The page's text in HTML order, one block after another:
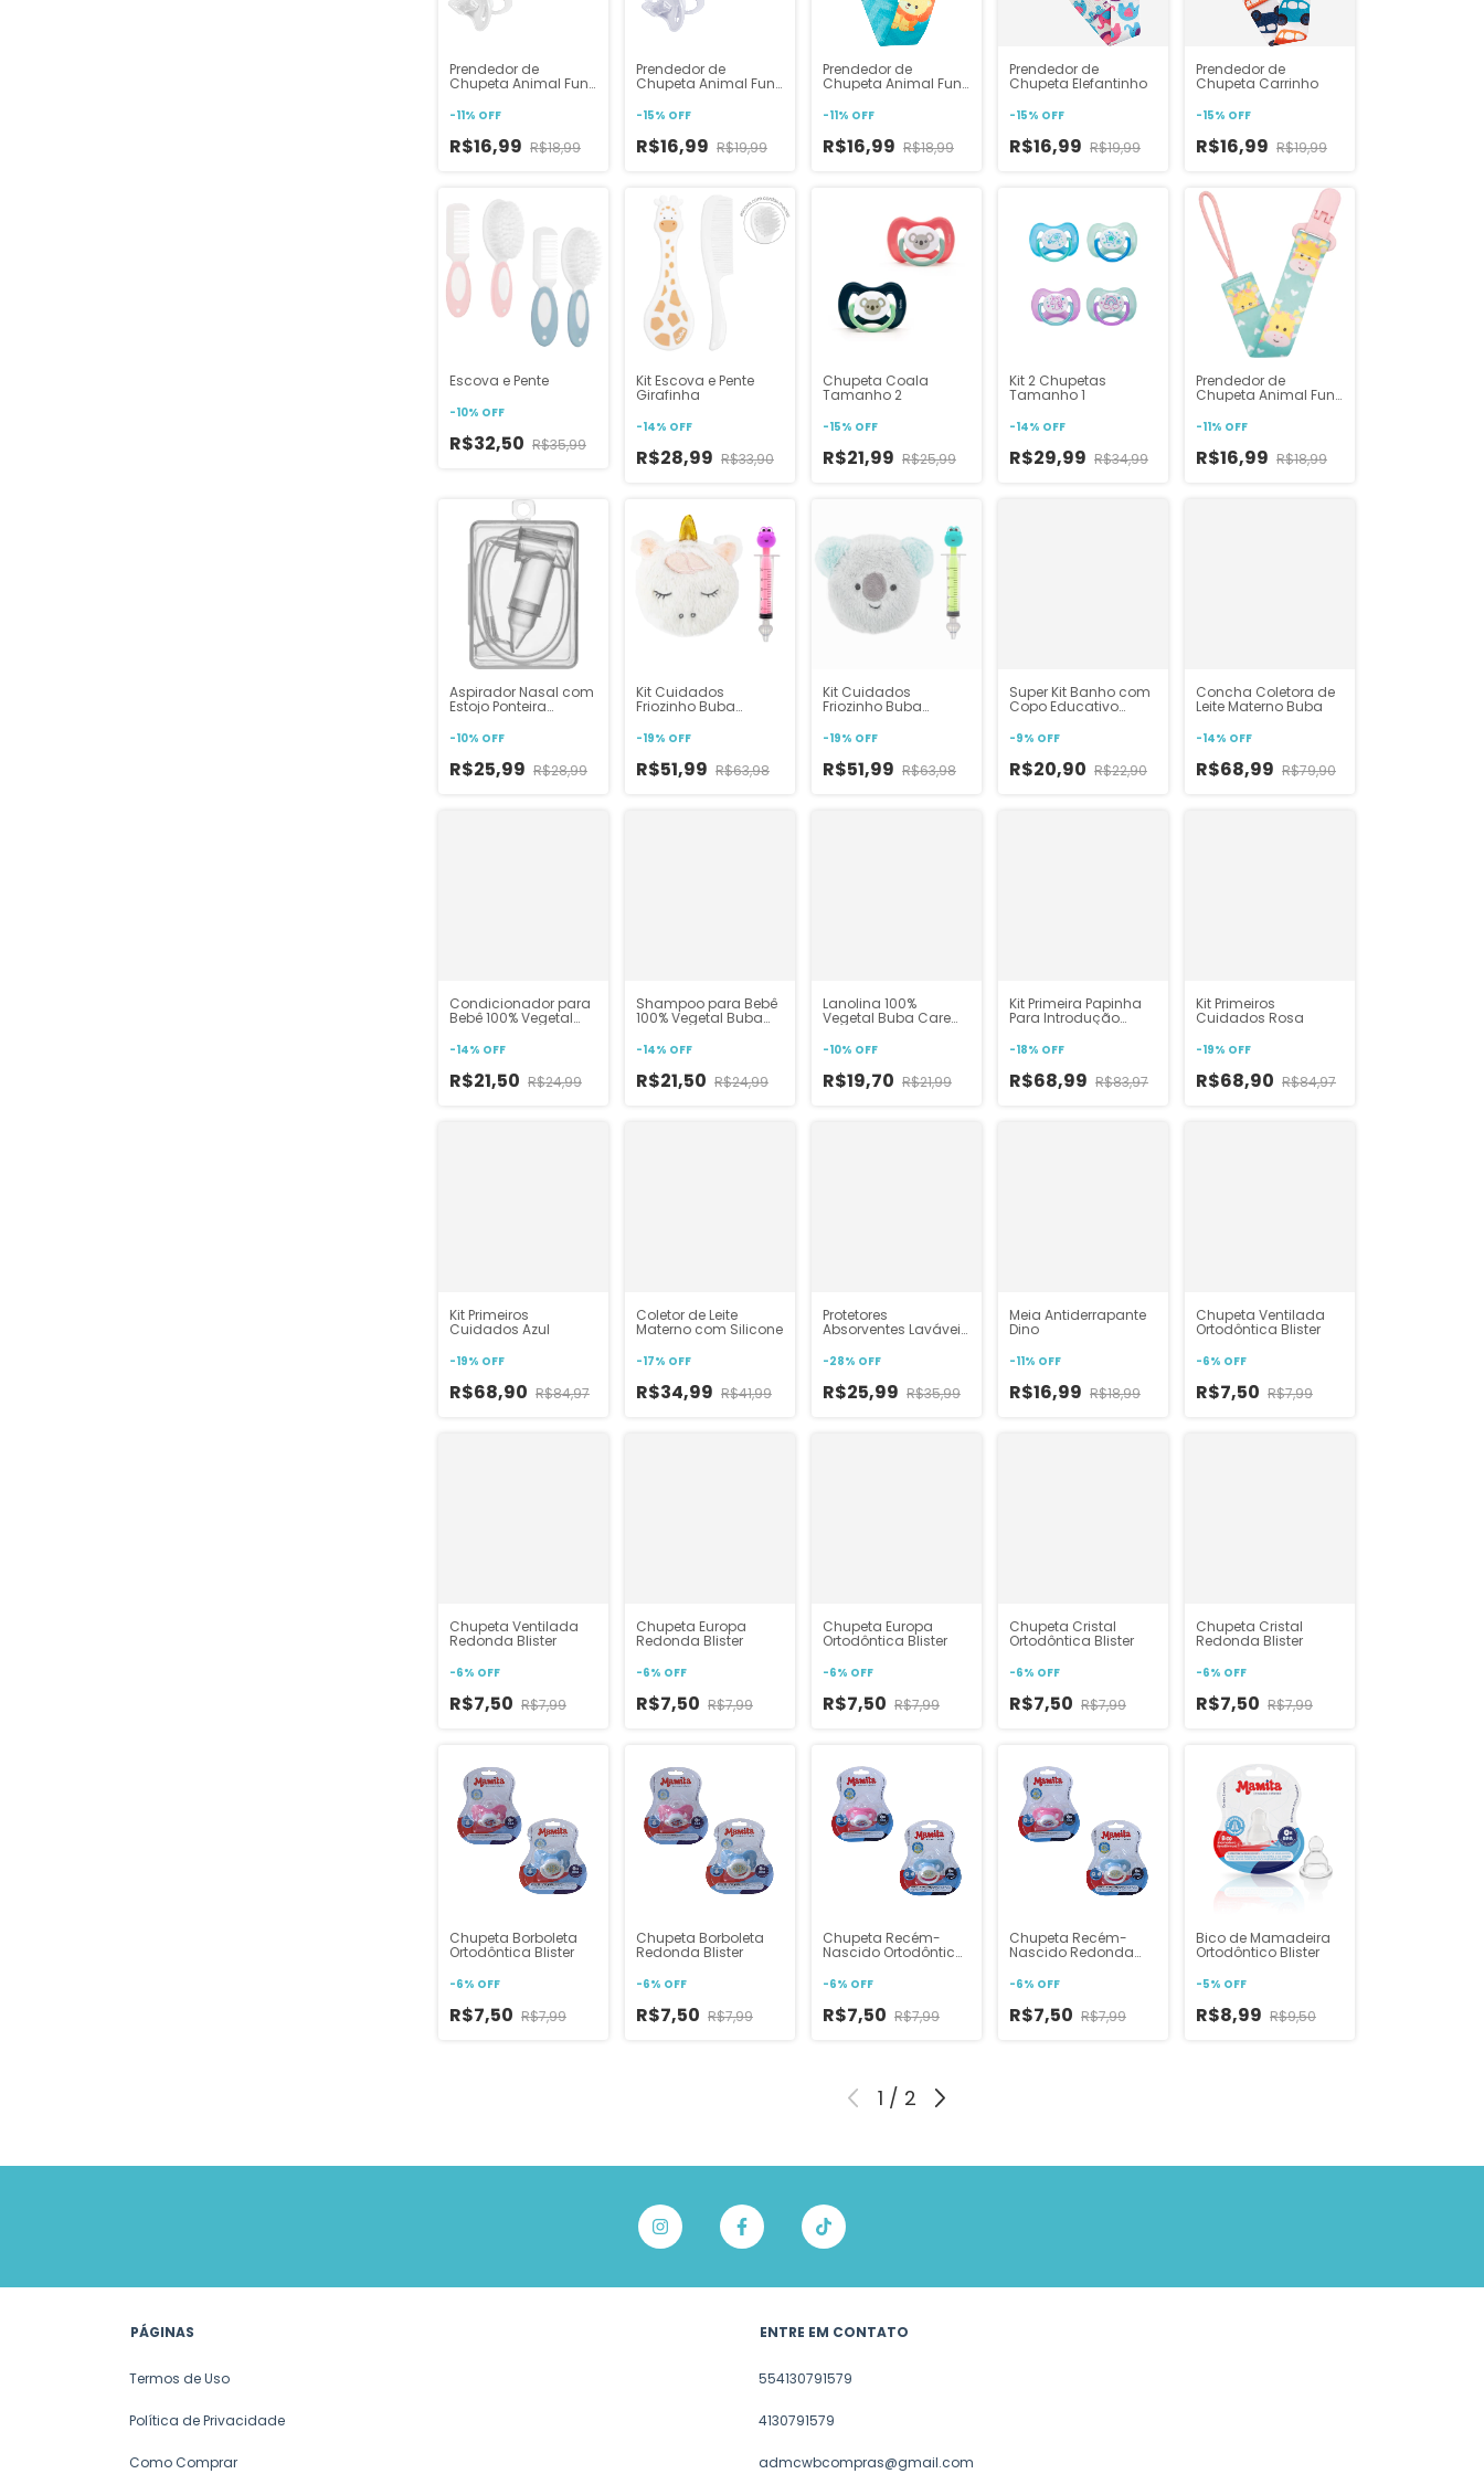
Prendedor de
Chupeta Animal Fun
-11% OFF
R$16,99 R$18,99
Prendedor de
Chupeta Animal Fun
-15% OFF
R$16,99 R$19,99
Prendedor de
Chupeta Animal Fun
-11% OFF
R$16,99 R$18,99
Prendedor de
Chupeta Elefantinho
-15% OFF
R$16,99 R$19,99
Prendedor de
Chupeta Carrinho
-15% OFF
R$16,99 R$19,99
Escova e Pente
-10% OFF
R$32,50 R$35,99
Kit Escova e Pente
Girafinha
-14% OFF
R$28,99 R$33,90
Chupeta Coala
Tamanho 2
-15% OFF
R$21,99 R$25,99
Kit 2 Chupetas
Tamanho 1
-14% OFF
R$29,99 R$34,99
Prendedor de
Chupeta Animal Fun
-11% OFF
R$16,99 R$18,99
Aspirador Nasal com
Estojo Ponteira
Buba
-10% OFF
R$25,99 R$28,99
Kit Cuidados
Friozinho Buba
Térmica e Lavador
-19% OFF
R$51,99 R$63,98
Kit Cuidados
Friozinho Buba
Térmica e Lavador
-19% OFF
R$51,99 R$63,98
Super Kit Banho com
Copo Educativo
-9% OFF
R$20,90 R$22,90
Concha Coletora de
Leite Materno Buba
-14% OFF
R$68,99 R$79,90
Condicionador para
Bebê 100% Vegetal
-14% OFF
R$21,50 R$24,99
Shampoo para Bebê
100% Vegetal Buba
-14% OFF
R$21,50 R$24,99
Lanolina 100%
Vegetal Buba Care
Confortável
-10% OFF
R$19,70 R$21,99
Kit Primeira Papinha
Para Introdução
-18% OFF
R$68,99 R$83,97
Kit Primeiros
Cuidados Rosa
-19% OFF
R$68,90 R$84,97
Kit Primeiros
Cuidados Azul
-19% OFF
R$68,90 R$84,97
Coletor de Leite
Materno com Silicone
-17% OFF
R$34,99 R$41,99
Protetores
Absorventes Laváveis
-28% OFF
R$25,99 R$35,99
Meia Antiderrapante
Dino
-11% OFF
R$16,99 R$18,99
Chupeta Ventilada
Ortodôntica Blister
-6% OFF
R$7,50 R$7,99
Chupeta Ventilada
Redonda Blister
-6% OFF
R$7,50 R$7,99
Chupeta Europa
Redonda Blister
-6% OFF
R$7,50 R$7,99
Chupeta Europa
Ortodôntica Blister
-6% OFF
R$7,50 R$7,99
Chupeta Cristal
Ortodôntica Blister
-6% OFF
R$7,50 R$7,99
Chupeta Cristal
Redonda Blister
-6% OFF
R$7,50 R$7,99
Chupeta Borboleta
Ortodôntica Blister
-6% OFF
R$7,50 R$7,99
Chupeta Borboleta
Redonda Blister
-6% OFF
R$7,50 R$7,99
Chupeta Recém-
Nascido Ortodôntica
-6% OFF
R$7,50 R$7,99
Chupeta Recém-
Nascido Redonda
-6% OFF
R$7,50 R$7,99
Bico de Mamadeira
Ortodôntico Blister
-5% OFF
R$8,99 R$9,50
1 / 2
PÁGINAS
Termos de Uso
Política de Privacidade
Como Comprar
ENTRE EM CONTATO
554130791579
4130791579
admcwbcompras@gmail.com